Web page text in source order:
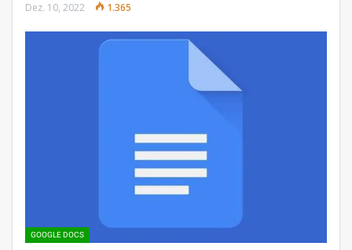
Dez. 10, 2022 1.365
GOOGLE DOCS